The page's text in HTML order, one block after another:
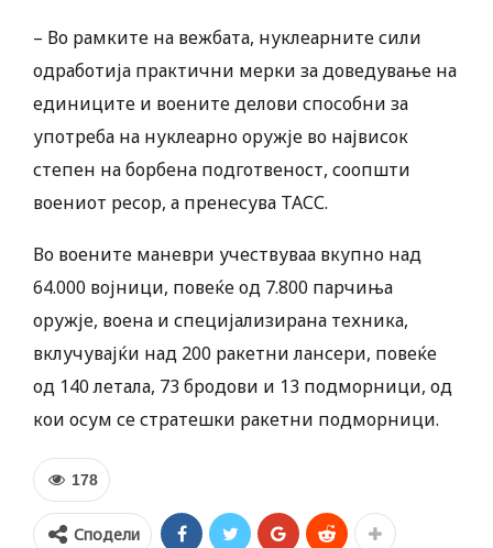
– Во рамките на вежбата, нуклеарните сили
одработија практични мерки за доведување на
единиците и воените делови способни за
употреба на нуклеарно оружје во највисок
степен на борбена подготвеност, соопшти
воениот ресор, а пренесува ТАСС.
Во воените маневри учествуваа вкупно над
64.000 војници, повеќе од 7.800 парчиња
оружје, воена и специјализирана техника,
вклучувајќи над 200 ракетни лансери, повеќе
од 140 летала, 73 бродови и 13 подморници, од
кои осум се стратешки ракетни подморници.
178
Сподели